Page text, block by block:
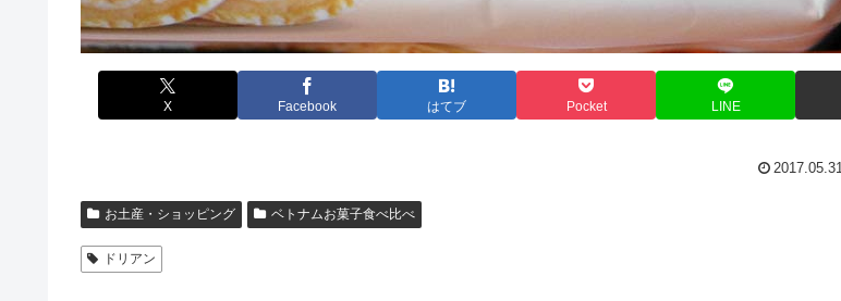
X Facebook はてブ Pocket LINE
2017.05.31
お土産・ショッピング ベトナムお菓子食べ比べ
ドリアン